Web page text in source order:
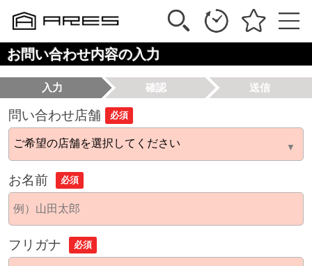
お問い合わせ内容の入力
入力 確認 送信
問い合わせ店舗 必須
お名前 必須
フリガナ 必須